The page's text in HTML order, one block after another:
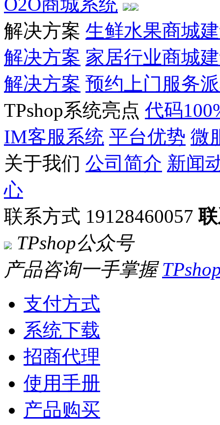
解决方案 生鲜水果商城
解决方案 家居行业商城
解决方案 预约上门服务
TPshop系统亮点 代码
IM客服系统 平台优势 微
关于我们 公司简介 新闻
心
联系方式 19128460057
TPshop公众号
产品咨询一手掌握
支付方式
系统下载
招商代理
使用手册
产品购买